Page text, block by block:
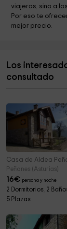
Ayuntamiento de
Iglesia de Santa
Parroquia Nuestra
viajeros, sino a
Por eso te
mejor precio.
Los
consultado
Casa de Aldea
Peñanes (Asturias)
16€ persona y noche
2 Dormitorios, 2
5 Plazas